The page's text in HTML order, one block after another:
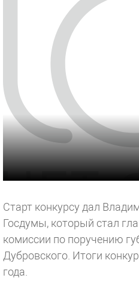
Старт конкурсу дал
Госдумы, который стал
комиссии по поручению
Дубровского. Итоги
года.